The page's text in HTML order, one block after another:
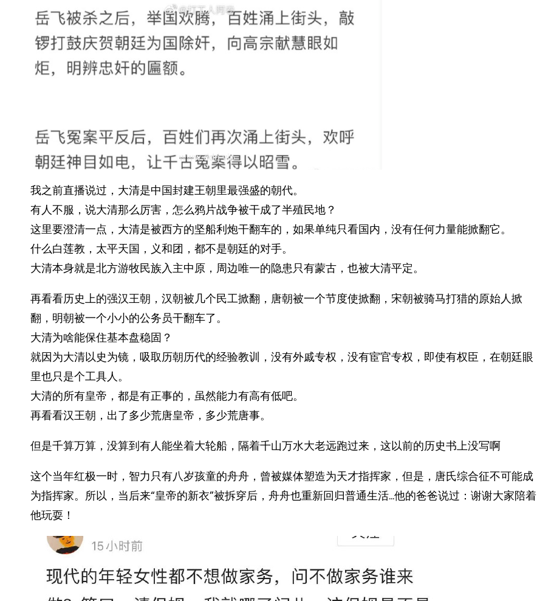
我之前直播说过，大清是中国封建王朝里最强盛的朝代。
有人不服，说大清那么厉害，怎么鸦片战争被干成了半殖民地？
这里要澄清一点，大清是被西方的坚船利炮干翻车的，如果单纯只看国内，没有任何力量能掀翻它。
什么白莲教，太平天国，义和团，都不是朝廷的对手。
大清本身就是北方游牧民族入主中原，周边唯一的隐患只有蒙古，也被大清平定。
再看看历史上的强汉王朝，汉朝被几个民工掀翻，唐朝被一个节度使掀翻，宋朝被骑马打猎的原始人掀
翻，明朝被一个小小的公务员干翻车了。
大清为啥能保住基本盘稳固？
就因为大清以史为镜，吸取历朝历代的经验教训，没有外戚专权，没有宦官专权，即使有权臣，在朝廷眼
里也只是个工具人。
大清的所有皇帝，都是有正事的，虽然能力有高有低吧。
再看看汉王朝，出了多少荒唐皇帝，多少荒唐事。
但是千算万算，没算到有人能坐着大轮船，隔着千山万水大老远跑过来，这以前的历史书上没写啊
这个当年红极一时，智力只有八岁孩童的舟舟，曾被媒体塑造为天才指挥家，但是，唐氏综合征不可能成
为指挥家。所以，当后来“皇帝的新衣”被拆穿后，舟舟也重新回归普通生活…他的爸爸说过：谢谢大家陪着
他玩耍！